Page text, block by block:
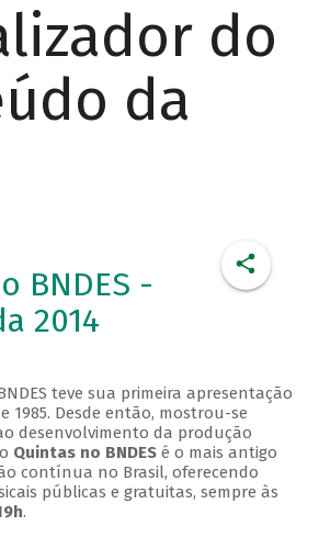
do
da
BNDES -
2014
teve sua primeira apresentação
1985. Desde então, mostrou-se
desenvolvimento da produção
Quintas no BNDESé o mais antigo
contínua no Brasil, oferecendo
públicas e gratuitas, sempre às
.